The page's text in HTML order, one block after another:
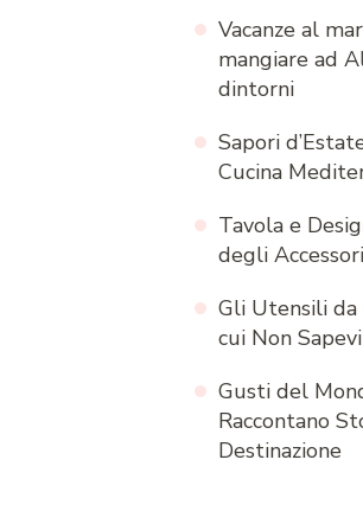
Vacanze al
mangiare ad
dintorni
Sapori
Cucina
Tavola e
degli
Gli Utensili da
cui Non
Gusti del
Raccontano
Destinazione